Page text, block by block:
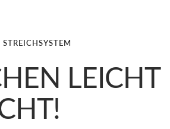
LEICHT